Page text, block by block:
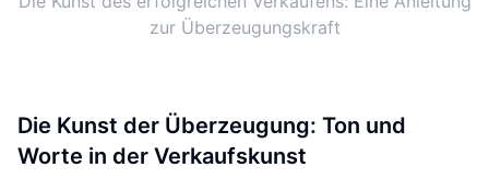
zur Überzeugungskraft
Die Kunst der Überzeugung: Ton und
Worte in der Verkaufskunst